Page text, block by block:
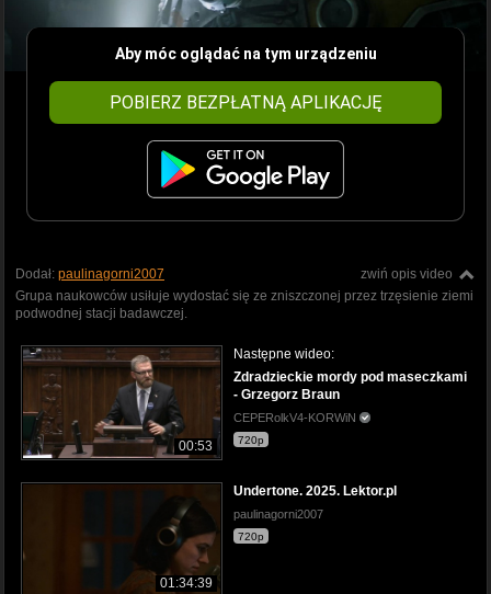
Aby móc oglądać na tym urządzeniu
POBIERZ BEZPŁATNĄ APLIKACJĘ
zwiń opis video
Dodał: paulinagorni2007
Grupa naukowców usiłuje wydostać się ze zniszczonej przez trzęsienie ziemi
podwodnej stacji badawczej.
00:53
Następne wideo:
Zdradzieckie mordy pod maseczkami
- Grzegorz Braun
CEPERolkV4-KORWiN
720p
01:34:39
Undertone. 2025. Lektor.pl
paulinagorni2007
720p